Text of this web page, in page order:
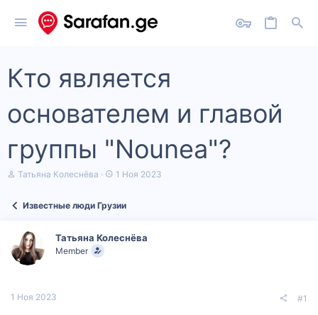
Кто является
основателем и главой
группы "Nounea"?
А
е
м
ы
Татьяна Колеснёва
Д
а
ч
1 Ноя 2023
Известные люди Грузии
Татьяна Колеснёва
Member
1 Ноя 2023 #1